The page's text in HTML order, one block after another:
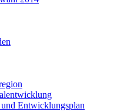
Entwicklungsplan